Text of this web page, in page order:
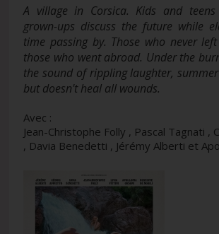
A village in Corsica. Kids and teens
grown-ups discuss the future while
time passing by. Those who never
those who went abroad. Under the
the sound of rippling laughter,
but doesn't heal all wounds.
Avec :
Jean-Christophe Folly , Pascal Tagnati ,
, Davia Benedetti , Jérémy Alberti et